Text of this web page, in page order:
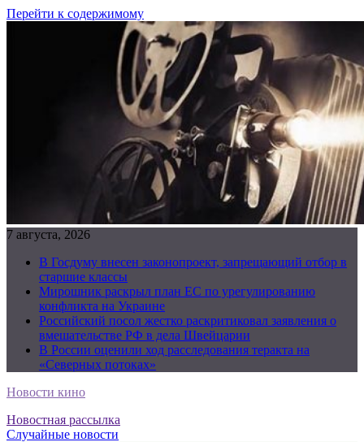
Перейти к содержимому
7 августа, 2026
В Госдуму внесен законопроект, запрещающий отбор в
старшие классы
Мирошник раскрыл план ЕС по урегулированию
конфликта на Украине
Российский посол жестко раскритиковал заявления о
вмешательстве РФ в дела Швейцарии
В России оценили ход расследования теракта на
«Северных потоках»
Новости кино
Новостная рассылка
Случайные новости